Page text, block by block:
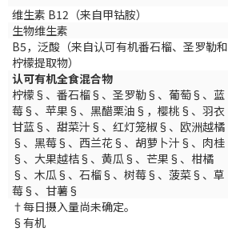
维生素 B12（来自甲钴胺）
生物维生素
B5，泛酸（来自认可有机番石榴、圣罗勒和
柠檬提取物）
认可有机全食混合物
柠檬§、番石榴§、圣罗勒§、葡萄§、蓝
莓§、苹果§、黑醋栗油§，樱桃§、羽衣
甘蓝§、甜菜汁§、红灯笼椒§、欧洲越橘
§、黑莓§、西兰花§、胡萝卜汁§、肉桂
§、大果越桔§、黄瓜§、芒果§、柑橘
§、木瓜§、石榴§、树莓§、菠菜§、草
莓§、甘薯§
†每日摄入量尚未确定。
§有机